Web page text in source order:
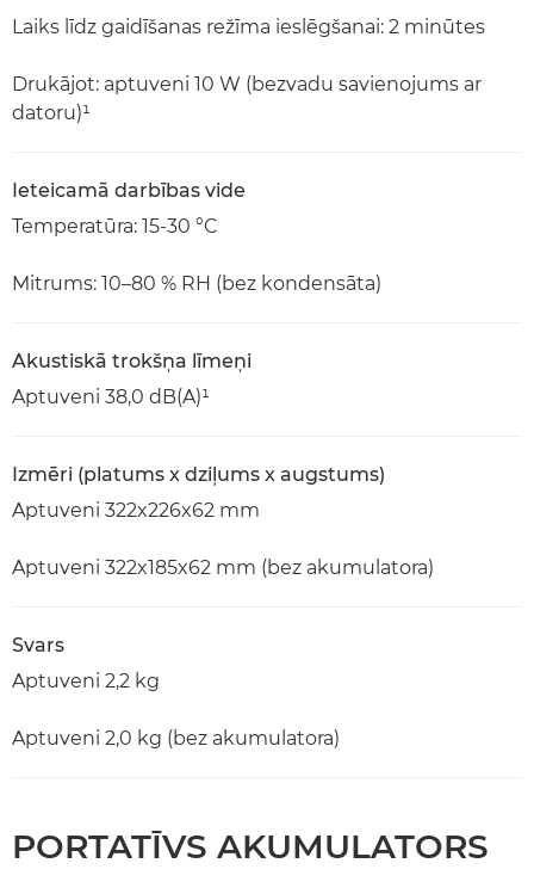
Laiks līdz gaidīšanas režīma ieslēgšanai: 2 minūtes
Drukājot: aptuveni 10 W (bezvadu savienojums ar
datoru)¹
Ieteicamā darbības vide
Temperatūra: 15-30 °C
Mitrums: 10–80 % RH (bez kondensāta)
Akustiskā trokšņa līmeņi
Aptuveni 38,0 dB(A)¹
Izmēri (platums x dziļums x augstums)
Aptuveni 322x226x62 mm
Aptuveni 322x185x62 mm (bez akumulatora)
Svars
Aptuveni 2,2 kg
Aptuveni 2,0 kg (bez akumulatora)
PORTATĪVS AKUMULATORS